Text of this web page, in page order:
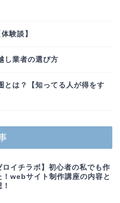
験談】
し業者の選び方
とは？【知ってる人が得をす
ロイチラボ】初心者の私でも作
！webサイト制作講座の内容と